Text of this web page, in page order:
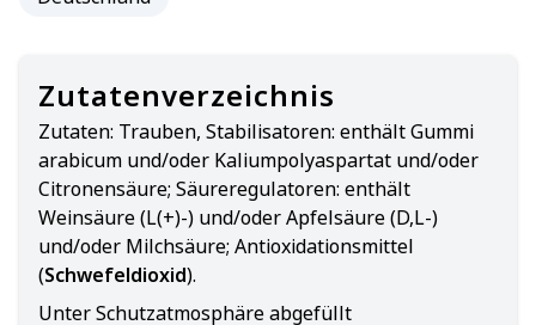
Zutatenverzeichnis
Zutaten: Trauben, Stabilisatoren: enthält Gummi
arabicum und/oder Kaliumpolyaspartat und/oder
Citronensäure; Säureregulatoren: enthält
Weinsäure (L(+)-) und/oder Apfelsäure (D,L-)
und/oder Milchsäure; Antioxidationsmittel
(Schwefeldioxid).
Unter Schutzatmosphäre abgefüllt